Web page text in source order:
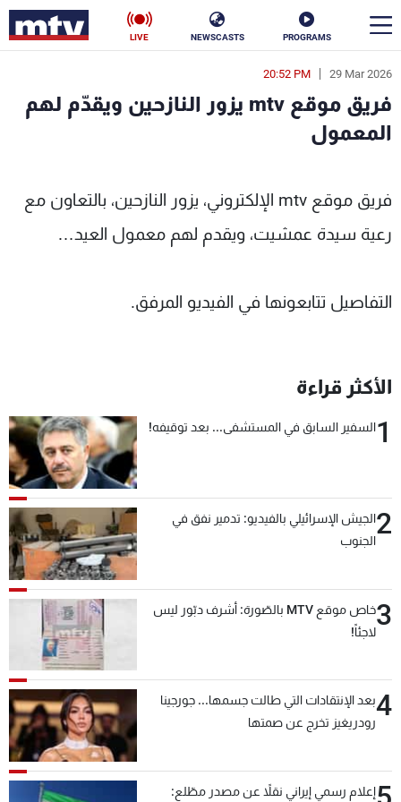
PROGRAMS
NEWSCASTS
LIVE
29 Mar 2026
20:52 PM
فريق موقع mtv يزور النازحين ويقدّم لهم
المعمول
فريق موقع mtv الإلكتروني، يزور النازحين، بالتعاون مع
رعية سيدة عمشيت، ويقدم لهم معمول العيد…
التفاصيل تتابعونها في الفيديو المرفق.
الأكثر قراءة
1السفير السابق في المستشفى... بعد توقيفه!
2الجيش الإسرائيلي بالفيديو: تدمير نفق في
الجنوب
3
خاص موقع MTV بالصّورة: أشرف دبّور ليس
لاجئاً!
4بعد الإنتقادات التي طالت جسمها... جورجينا
رودريغيز تخرج عن صمتها
إعلام رسمي إيراني نقلاً عن مصدر مطّلع:
en
الأخبار
إقتصاد فن
منوعات رياضة
البرامج
جدول البرامج
شاهد البرامج
الترددات
عن MTV
الإنـتـاج
لاعلاناتكم
وظائف
تواصل معنا
شروط الإسـتخدام
سياسة الخصوصية